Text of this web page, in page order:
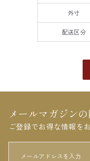
外寸
配送区分
メールマガジン
ご登録でお得な情報を